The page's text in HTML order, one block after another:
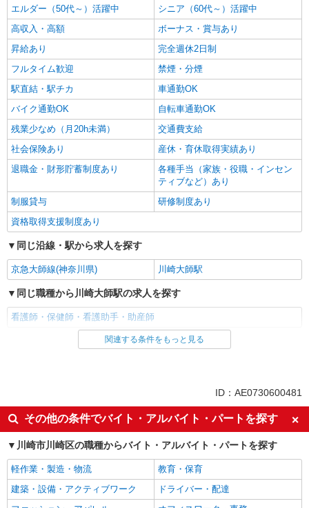
エルダー（50代～）活躍中
シニア（60代～）活躍中
高収入・高額
ボーナス・賞与あり
昇給あり
完全週休2日制
フルタイム歓迎
禁煙・分煙
駅直結・駅チカ
車通勤OK
バイク通勤OK
自転車通勤OK
残業少なめ（月20h未満）
交通費支給
社会保険あり
産休・育休取得実績あり
退職金・財形貯蓄制度あり
各種手当（家族・役職・インセン
ティブなど）あり
制服貸与
研修制度あり
資格取得支援制度あり
同じ沿線・駅から求人を探す
京急大師線(神奈川県) 川崎大師駅
同じ職種から川崎大師駅の求人を探す
看護師・保健師・看護助手・助産師
同じ雇用形態から川崎大師駅の求人を探す
入社日応相談
未経験歓迎
経験者・有資格者歓迎
新卒・第二新卒歓迎
女性活躍中
主婦・主夫歓迎
フリーター歓迎
学歴不問
ブランクOK
ミドル（40代～）活躍中
関連する条件をもっと見る
ID：AE0730600481
その他の条件でバイト・アルバイト・パートを探す
川崎市川崎区の職種からバイト・アルバイト・パートを探す
軽作業・製造・物流
教育・保育
建築・設備・アクティブワーク
ドライバー・配達